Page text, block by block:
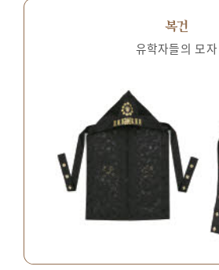
복건
유학자들의 모자